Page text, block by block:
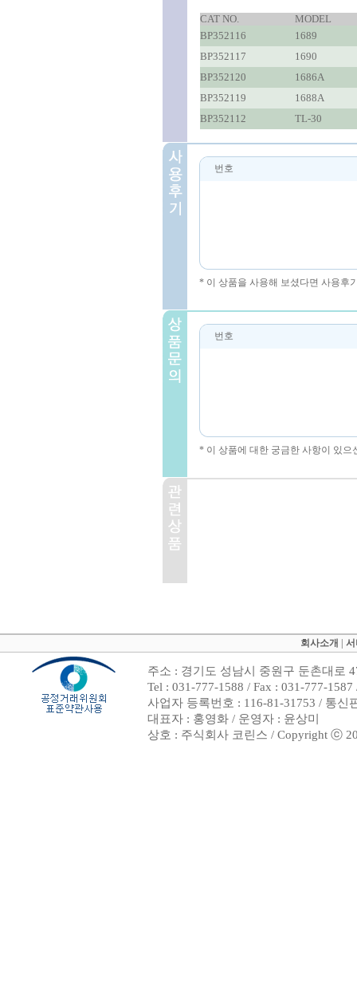
CAT NO.
MODEL
BP352116
1689
BP352117
1690
BP352120
1686A
BP352119
1688A
BP352112
TL-30
번호
* 이 상품을 사용해 보셨다면 사용후
번호
* 이 상품에 대한 궁금한 사항이 있
회사소개
주소 : 경기도 성남시 중원구 둔촌대로
Tel : 031-777-1588 / Fax : 031-777-
사업자 등록번호 : 116-81-31753 / 통신
대표자 : 홍영화 / 운영자 : 윤상미
상호 : 주식회사 코린스 / Copyright ⓒ